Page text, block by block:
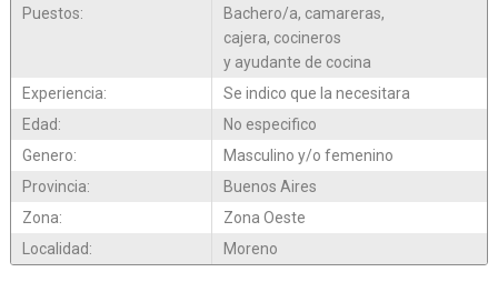
Puestos:
Bachero/a, camareras,
cajera, cocineros
y ayudante de cocina
Experiencia:
Se indico que la necesitara
Edad:
No especifico
Genero:
Masculino y/o femenino
Provincia:
Buenos Aires
Zona:
Zona Oeste
Localidad:
Moreno